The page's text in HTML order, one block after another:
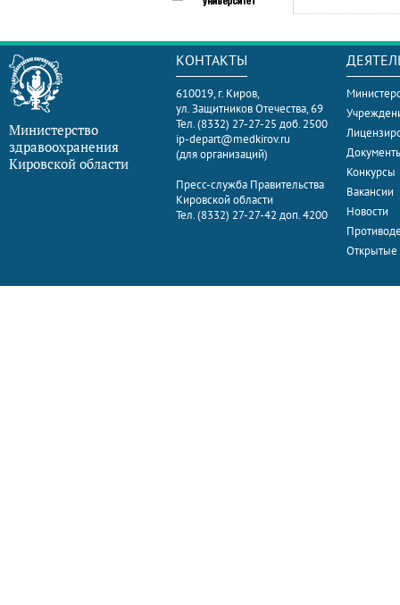
Министерство
здравоохранения
Кировской области
КОНТАКТЫ
610019, г. Киров,
ул. Защитников Отечества, 69
Тел. (8332) 27-27-25 доб. 2500
ip-depart@medkirov.ru
(для организаций)
Пресс-служба Правительства
Кировской области
Тел. (8332) 27-27-42 доп. 4200
Конкурсы
Вакансии
Новости